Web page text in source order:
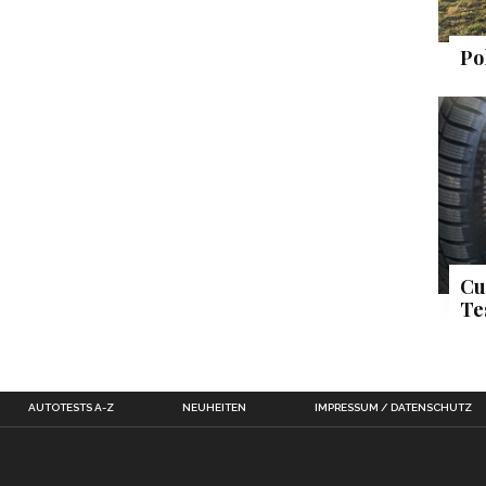
AUTOTESTS A-Z NEUHEITEN IMPRESSUM / DATENSCHUTZ